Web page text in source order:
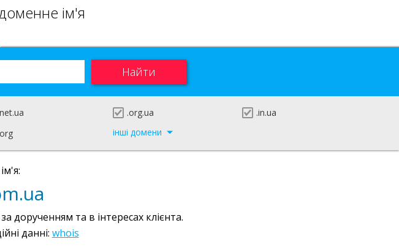
ім'я
.org.ua
.in.ua
інші домени
дорученням та в інтересах клієнта.
данні: whois